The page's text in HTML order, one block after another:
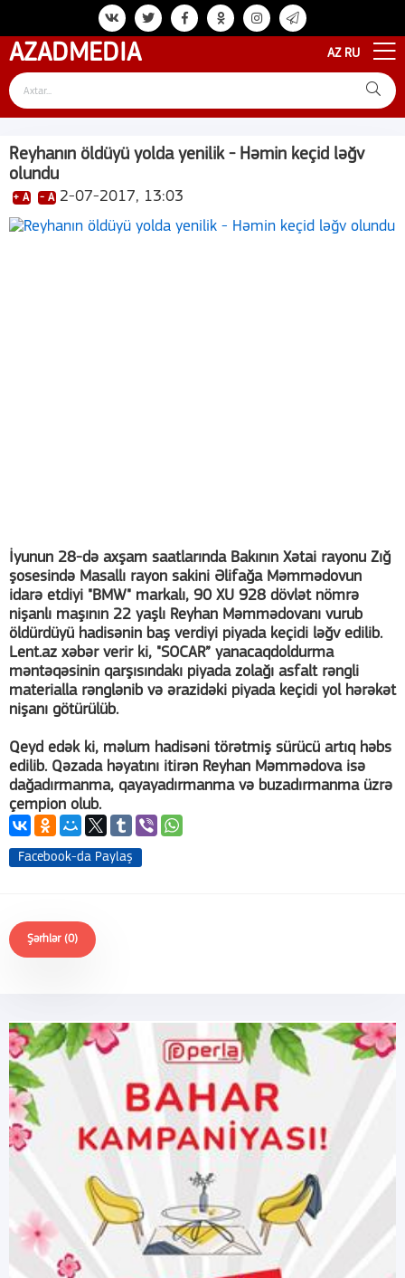
AZADMEDIA AZ RU
Reyhanın öldüyü yolda yenilik - Həmin keçid ləğv
olundu
+ A - A 2-07-2017, 13:03
İyunun 28-də axşam saatlarında Bakının Xətai rayonu Zığ
şosesində Masallı rayon sakini Əlifağa Məmmədovun
idarə etdiyi "BMW" markalı, 90 XU 928 dövlət nömrə
nişanlı maşının 22 yaşlı Reyhan Məmmədovanı vurub
öldürdüyü hadisənin baş verdiyi piyada keçidi ləğv edilib.
Lent.az xəbər verir ki, "SOCAR” yanacaqdoldurma
məntəqəsinin qarşısındakı piyada zolağı asfalt rəngli
materialla rənglənib və ərazidəki piyada keçidi yol hərəkət
nişanı götürülüb.
Qeyd edək ki, məlum hadisəni törətmiş sürücü artıq həbs
edilib. Qəzada həyatını itirən Reyhan Məmmədova isə
dağadırmanma, qayayadırmanma və buzadırmanma üzrə
çempion olub.
Facebook-da Paylaş
Şərhlər (0)